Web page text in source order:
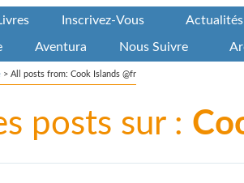
Inscrivez-Vous Actualités
Aventura Nous Suivre
> All posts from: Cook Islands @fr
posts sur :